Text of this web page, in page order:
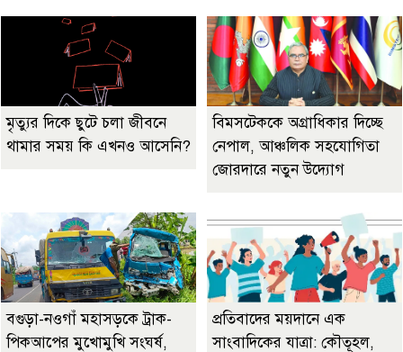
মৃত্যুর দিকে ছুটে চলা জীবনে
থামার সময় কি এখনও আসেনি?
বিমসটেককে অগ্রাধিকার দিচ্ছে
নেপাল, আঞ্চলিক সহযোগিতা
জোরদারে নতুন উদ্যোগ
বগুড়া-নওগাঁ মহাসড়কে ট্রাক-
পিকআপের মুখোমুখি সংঘর্ষ,
প্রতিবাদের ময়দানে এক
সাংবাদিকের যাত্রা: কৌতূহল,